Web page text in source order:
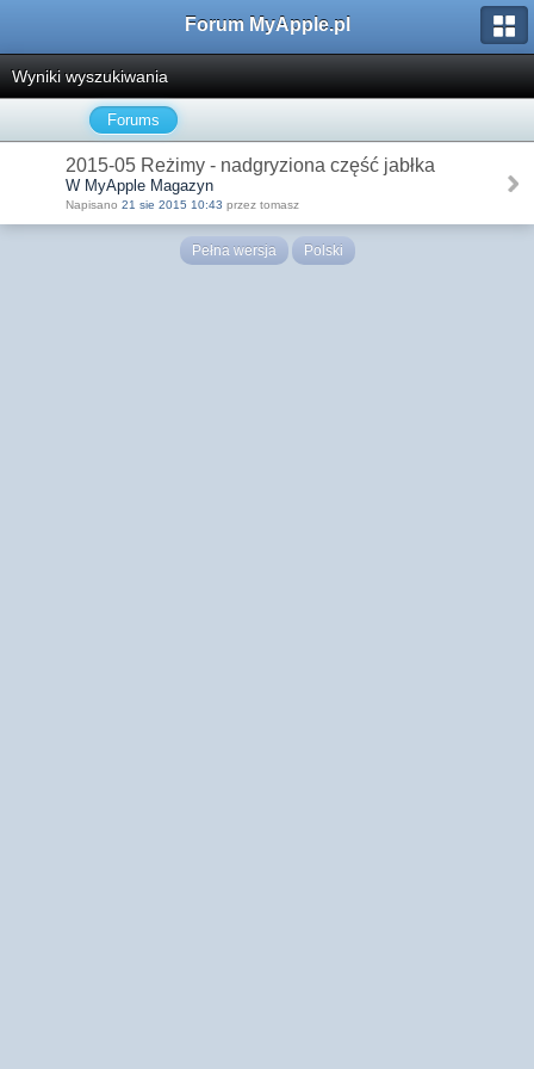
Forum MyApple.pl
Wyniki wyszukiwania
Forums
2015-05 Reżimy - nadgryziona część jabłka
W MyApple Magazyn
Napisano 21 sie 2015 10:43 przez tomasz
Pełna wersja Polski